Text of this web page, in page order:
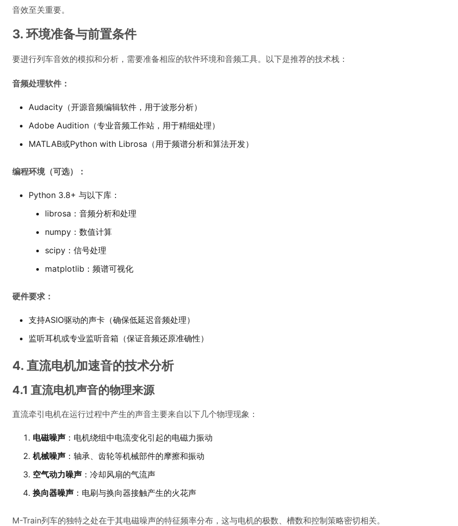
音效至关重要。
3. 环境准备与前置条件
要进行列车音效的模拟和分析，需要准备相应的软件环境和音频工具。以下是推荐的技术栈：
音频处理软件：
Audacity（开源音频编辑软件，用于波形分析）
Adobe Audition（专业音频工作站，用于精细处理）
MATLAB或Python with Librosa（用于频谱分析和算法开发）
编程环境（可选）：
Python 3.8+ 与以下库：
librosa：音频分析和处理
numpy：数值计算
scipy：信号处理
matplotlib：频谱可视化
硬件要求：
支持ASIO驱动的声卡（确保低延迟音频处理）
监听耳机或专业监听音箱（保证音频还原准确性）
4. 直流电机加速音的技术分析
4.1 直流电机声音的物理来源
直流牵引电机在运行过程中产生的声音主要来自以下几个物理现象：
电磁噪声 ：电机绕组中电流变化引起的电磁力振动
机械噪声 ：轴承、齿轮等机械部件的摩擦和振动
空气动力噪声 ：冷却风扇的气流声
换向器噪声 ：电刷与换向器接触产生的火花声
M-Train列车的独特之处在于其电磁噪声的特征频率分布，这与电机的极数、槽数和控制策略密切相关。